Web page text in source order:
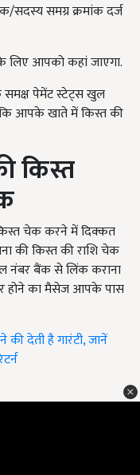
सदस्य समग्र क्रमांक दर्ज
लिए आपको कहां जाएगा.
पेमेंट स्टेट्स खुल
आपके खाते में किस्त की
किस्त
चेक करने में दिक्कत
की किस्त की राशि चेक
नंबर बैंक से लिंक कराना
होने का मैसेज आपके पास
देती है गारंटी, जानें